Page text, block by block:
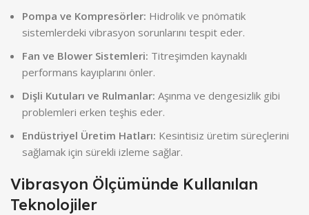
Pompa ve Kompresörler: Hidrolik ve pnömatik
sistemlerdeki vibrasyon sorunlarını tespit eder.
Fan ve Blower Sistemleri: Titreşimden kaynaklı
performans kayıplarını önler.
Dişli Kutuları ve Rulmanlar: Aşınma ve dengesizlik gibi
problemleri erken teşhis eder.
Endüstriyel Üretim Hatları: Kesintisiz üretim süreçlerini
sağlamak için sürekli izleme sağlar.
Vibrasyon Ölçümünde Kullanılan
Teknolojiler